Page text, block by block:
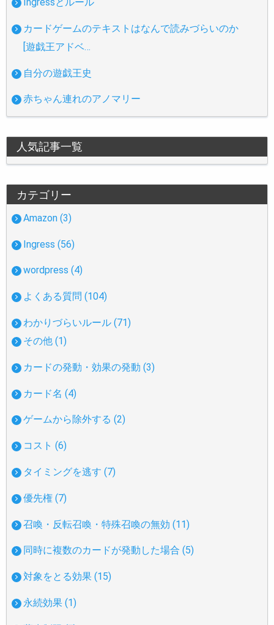
カードゲームのテキストはなんで読みづらいのか
[遊戯王アドベ…
自分の遊戯王史
赤ちゃん連れのアノマリー
人気記事一覧
カテゴリー
Amazon (3)
Ingress (56)
wordpress (4)
よくある質問 (104)
わかりづらいルール (71)
その他 (1)
カードの発動・効果の発動 (3)
カード名 (4)
ゲームから除外する (2)
コスト (6)
タイミングを逃す (7)
優先権 (7)
召喚・反転召喚・特殊召喚の無効 (11)
同時に複数のカードが発動した場合 (5)
対象をとる効果 (15)
永続効果 (1)